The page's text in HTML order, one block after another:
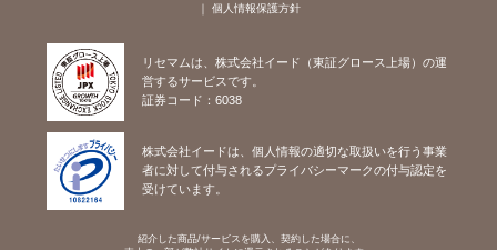
個人情報保護方針
リセマムは、株式会社イード（東証グロース上場）の運
営するサービスです。
証券コード：6038
株式会社イードは、個人情報の適切な取扱いを行う事業
者に対して付与されるプライバシーマークの付与認定を
受けています。
紹介した商品/サービスを購入、契約した場合に、